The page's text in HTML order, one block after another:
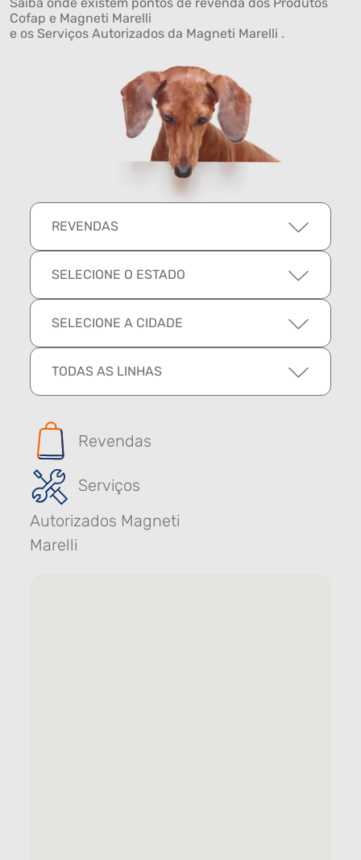
Saiba onde existem pontos de revenda dos Produtos
Cofap e Magneti Marelli
e os Serviços Autorizados da Magneti Marelli .
REVENDAS
SELECIONE O ESTADO
SELECIONE A CIDADE
TODAS AS LINHAS
Revendas
Serviços
Autorizados Magneti
Marelli